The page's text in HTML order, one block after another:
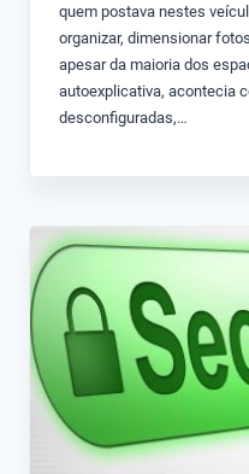
quem postava nestes
organizar, dimensionar
apesar da maioria dos
autoexplicativa, acontecia
desconfiguradas,…